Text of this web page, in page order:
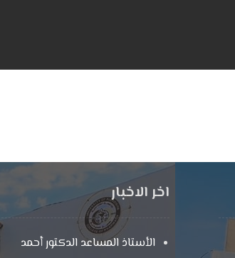
اخر الاخبار
الأستاذ المساعد الدكتور أحمد